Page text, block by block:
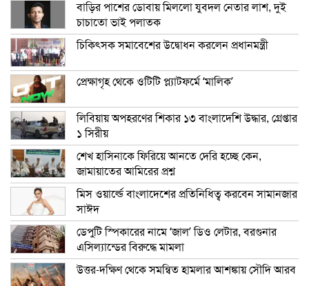
বাড়ির পাশের ডোবায় মিললো যুবদল নেতার লাশ, দুই
চাচাতো ভাই পলাতক
চিকিৎসক সমাবেশের উদ্বোধন করলেন প্রধানমন্ত্রী
প্রেক্ষাগৃহ থেকে ওটিটি প্ল্যাটফর্মে ‘মালিক’
লিবিয়ায় অপহরণের শিকার ১৩ বাংলাদেশি উদ্ধার, গ্রেপ্তার
১ সিরীয়
শেখ হাসিনাকে ফিরিয়ে আনতে দেরি হচ্ছে কেন,
জামায়াতের আমিরের প্রশ্ন
মিস ওয়ার্ল্ডে বাংলাদেশের প্রতিনিধিত্ব করবেন সামানজার
সাঈদ
ডেপুটি স্পিকারের নামে ‘জাল’ ডিও লেটার, বরগুনার
এসিল্যান্ডের বিরুদ্ধে মামলা
উত্তর-দক্ষিণ থেকে সমন্বিত হামলার আশঙ্কায় সৌদি আরব